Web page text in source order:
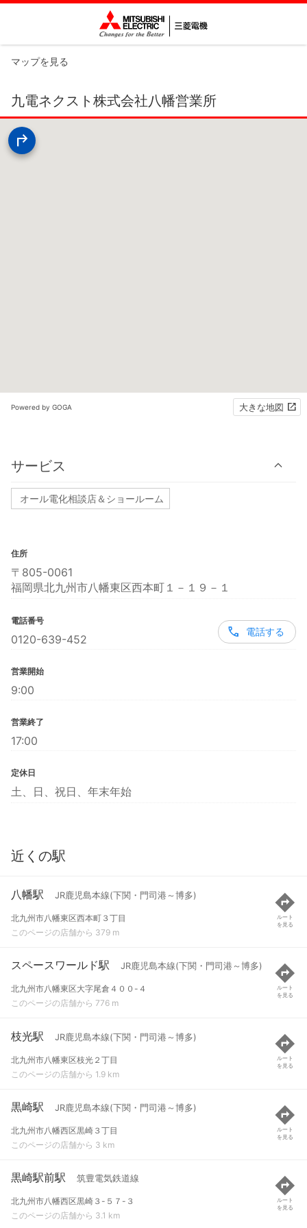
マップを見る
九電ネクスト株式会社八幡営業所
Powered by GOGA 大きな地図
サービス
オール電化相談店＆ショールーム
住所
〒805-0061
福岡県北九州市八幡東区西本町１－１９－１
電話番号
0120-639-452
電話する
営業開始
9:00
営業終了
17:00
定休日
土、日、祝日、年末年始
近くの駅
八幡駅 JR鹿児島本線(下関・門司港～博多)
北九州市八幡東区西本町３丁目
このページの店舗から 379 m
ルート
を見る
スペースワールド駅 JR鹿児島本線(下関・門司港～博多)
北九州市八幡東区大字尾倉４００-４
このページの店舗から 776 m
ルート
を見る
枝光駅 JR鹿児島本線(下関・門司港～博多)
北九州市八幡東区枝光２丁目
このページの店舗から 1.9 km
ルート
を見る
黒崎駅 JR鹿児島本線(下関・門司港～博多)
北九州市八幡西区黒崎３丁目
このページの店舗から 3 km
ルート
を見る
黒崎駅前駅 筑豊電気鉄道線
北九州市八幡西区黒崎３-５７-３
このページの店舗から 3.1 km
ルート
を見る